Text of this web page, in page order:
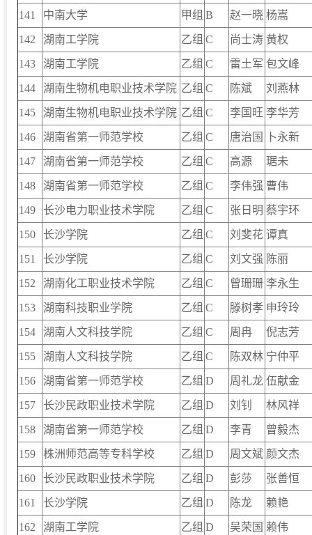
141 中南大学 甲组 B 赵一晓 杨嵩
142 湖南工学院 乙组 C 尚士涛 黄权
143 湖南工学院 乙组 C 雷土军 包文峰
144 湖南生物机电职业技术学院 乙组 C 陈斌 刘燕林
145 湖南生物机电职业技术学院 乙组 C 李国旺 李华芳
146 湖南省第一师范学校 乙组 C 唐治国 卜永新
147 湖南省第一师范学校 乙组 C 高源 琚未
148 湖南省第一师范学校 乙组 C 李伟强 曹伟
149 长沙电力职业技术学院 乙组 C 张日明 蔡宇环
150 长沙学院 乙组 C 刘斐花 谭真
151 长沙学院 乙组 C 刘文强 陈丽
152 湖南化工职业技术学院 乙组 C 曾珊珊 李永生
153 湖南科技职业学院 乙组 C 滕树孝 申玲玲
154 湖南人文科技学院 乙组 C 周冉 倪志芳
155 湖南人文科技学院 乙组 C 陈双林 宁仲平
156 湖南省第一师范学校 乙组 D 周礼龙 伍献金
157 长沙民政职业技术学院 乙组 D 刘钊 林风祥
158 湖南省第一师范学校 乙组 D 李青 曾毅杰
159 株洲师范高等专科学校 乙组 D 周文斌 颜文杰
160 长沙民政职业技术学院 乙组 D 彭莎 张善恒
161 长沙学院 乙组 D 陈龙 赖艳
162 湖南工学院 乙组 D 吴荣国 赖伟